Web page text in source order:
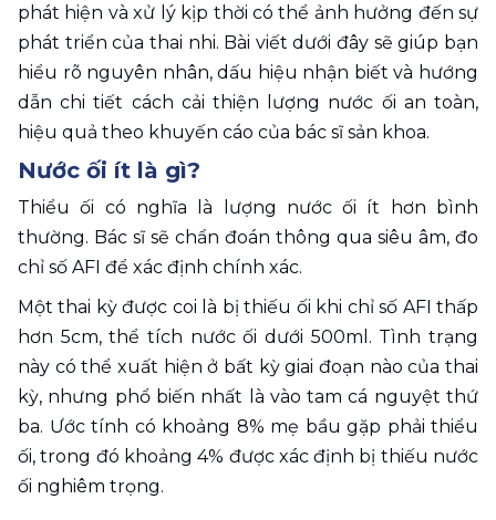
phát hiện và xử lý kịp thời có thể ảnh hưởng đến sự
phát triển của thai nhi. Bài viết dưới đây sẽ giúp bạn
hiểu rõ nguyên nhân, dấu hiệu nhận biết và hướng
dẫn chi tiết cách cải thiện lượng nước ối an toàn,
hiệu quả theo khuyến cáo của bác sĩ sản khoa.
Nước ối ít là gì?
Thiểu ối có nghĩa là lượng nước ối ít hơn bình
thường. Bác sĩ sẽ chẩn đoán thông qua siêu âm, đo
chỉ số AFI để xác định chính xác.
Một thai kỳ được coi là bị thiếu ối khi chỉ số AFI thấp
hơn 5cm, thể tích nước ối dưới 500ml. Tình trạng
này có thể xuất hiện ở bất kỳ giai đoạn nào của thai
kỳ, nhưng phổ biến nhất là vào tam cá nguyệt thứ
ba. Ước tính có khoảng 8% mẹ bầu gặp phải thiểu
ối, trong đó khoảng 4% được xác định bị thiếu nước
ối nghiêm trọng.